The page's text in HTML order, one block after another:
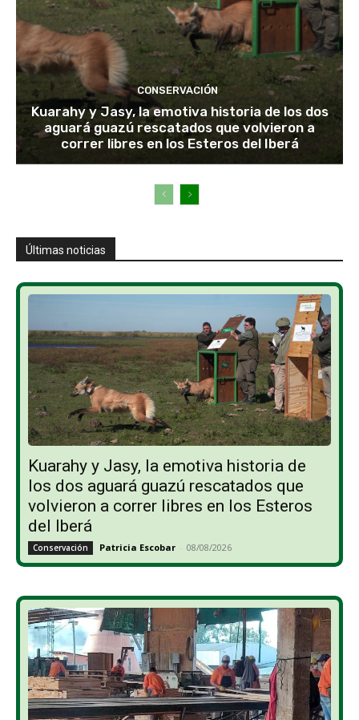
CONSERVACIÓN
Kuarahy y Jasy, la emotiva historia de los dos
aguará guazú rescatados que volvieron a
correr libres en los Esteros del Iberá
Últimas noticias
Kuarahy y Jasy, la emotiva historia de
los dos aguará guazú rescatados que
volvieron a correr libres en los Esteros
del Iberá
Conservación Patricia Escobar - 08/08/2026